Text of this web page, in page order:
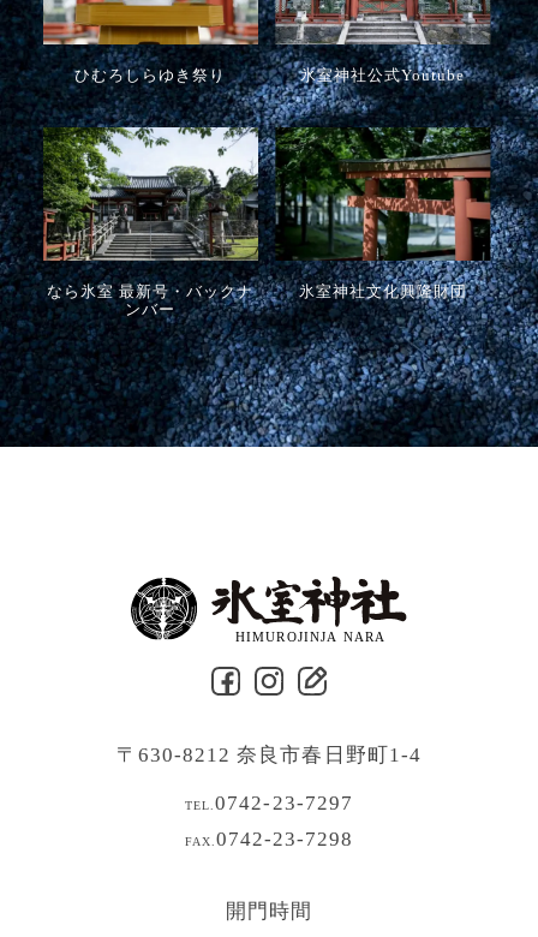
ひむろしらゆき祭り 氷室神社公式Youtube
なら氷室 最新号・バックナ
ンバー
氷室神社文化興隆財団
〒630-8212 奈良市春日野町1-4
TEL.0742-23-7297
FAX. 0742-23-7298
開門時間